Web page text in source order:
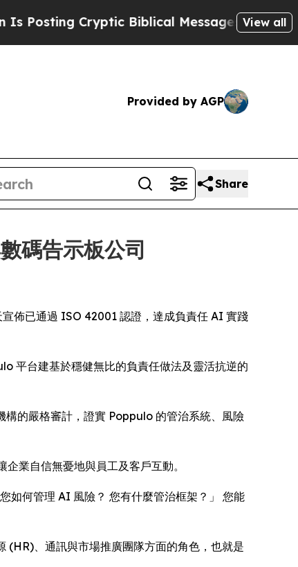
Cryptic Biblical Messages on SocialView all
Provided by AGP
Share
碼告示板公司
佈已通過 ISO 42001 認證，達成負責任 AI 實踐
平台建基於穩健無比的負責任做法及靈活抗逆的
的嚴格審計，證實 Poppulo 的管治系統、風險
業自信無憂地與員工及客戶互動。
如何管理 AI 風險？ 您有什麼管治框架？」 您能
、通訊與市場推廣團隊方面的角色，也就是